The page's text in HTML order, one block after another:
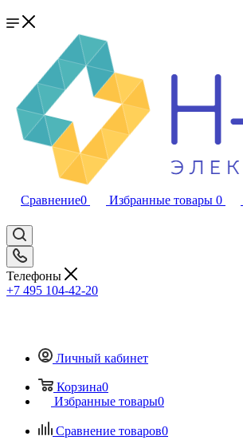
Сравнение0 Избранные товары 0
Телефоны
+7 495 104-42-20
Личный кабинет
Корзина0
Избранные товары0
Сравнение товаров0